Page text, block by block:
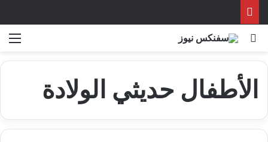
بحث عن
الأطفال حديثي الولادة